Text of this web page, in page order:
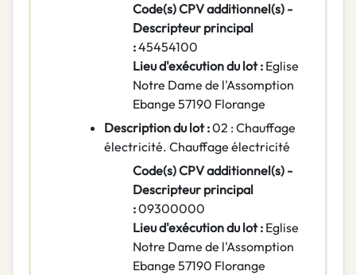
Code(s) CPV additionnel(s) -
Descripteur principal
:45454100
Lieu d'exécution du lot : Eglise
Notre Dame de l'Assomption
Ebange 57190 Florange
Description du lot :02 : Chauffage
électricité. Chauffage électricité
Code(s) CPV additionnel(s) -
Descripteur principal
:09300000
Lieu d'exécution du lot : Eglise
Notre Dame de l'Assomption
Ebange 57190 Florange